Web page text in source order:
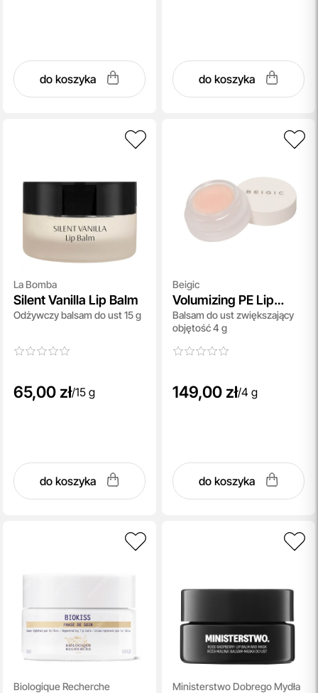
do koszyka do koszyka
La Bomba
Silent Vanilla Lip Balm
Odżywczy balsam do ust 15 g
65,00 zł/15 g
do koszyka
Beigic
Volumizing PE Lip
Balm
Balsam do ust zwiększający
objętość 4 g
149,00 zł/4 g
do koszyka
Biologique Recherche Ministerstwo Dobrego Mydła